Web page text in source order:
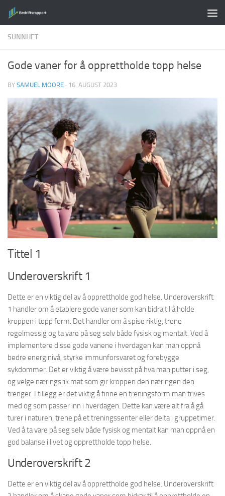
Skip to content
SUNNHET
Gode vaner for å opprettholde topp helse
BY SAMUEL MOORE · 16. AUGUST 2023
Tittel 1
Underoverskrift 1
Dette er en viktig del av å opprettholde god helse. Underoverskrift
1 handler om å etablere gode vaner som kan bidra til å holde
kroppen i topp form. Det handler om å spise riktig, trene
regelmessig og ta vare på seg selv både fysisk og mentalt. Ved å
implementere disse gode vanene i hverdagen kan man oppnå
bedre energinivå, styrke immunforsvaret og forebygge
sykdommer. Det er viktig å være bevisst på hva man putter i seg,
og velge næringsrik mat som gir kroppen den næringen den
trenger. I tillegg er det viktig å finne en treningsform man trives
med og som passer inn i hverdagen. Dette kan være alt fra å gå
turer i naturen, trene på et treningssenter eller delta i gruppetimer.
Ved å ta vare på seg selv både fysisk og mentalt kan man oppnå en
god balanse i livet og opprettholde topp helse.
Underoverskrift 2
Dette er en viktig del av å opprettholde god helse. Underoverskrift